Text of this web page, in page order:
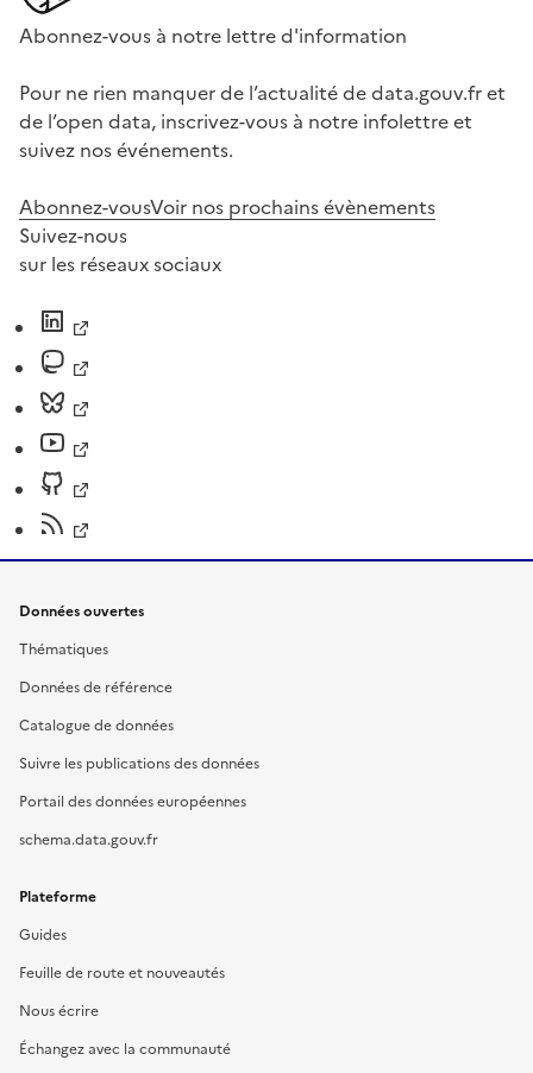
Abonnez-vous à notre lettre d'information
Pour ne rien manquer de l’actualité de data.gouv.fr et
de l’open data, inscrivez-vous à notre infolettre et
suivez nos événements.
Abonnez-vousVoir nos prochains évènements
Suivez-nous
sur les réseaux sociaux
Données ouvertes
Thématiques
Données de référence
Catalogue de données
Suivre les publications des données
Portail des données européennes
schema.data.gouv.fr
Plateforme
Guides
Feuille de route et nouveautés
Nous écrire
Échangez avec la communauté